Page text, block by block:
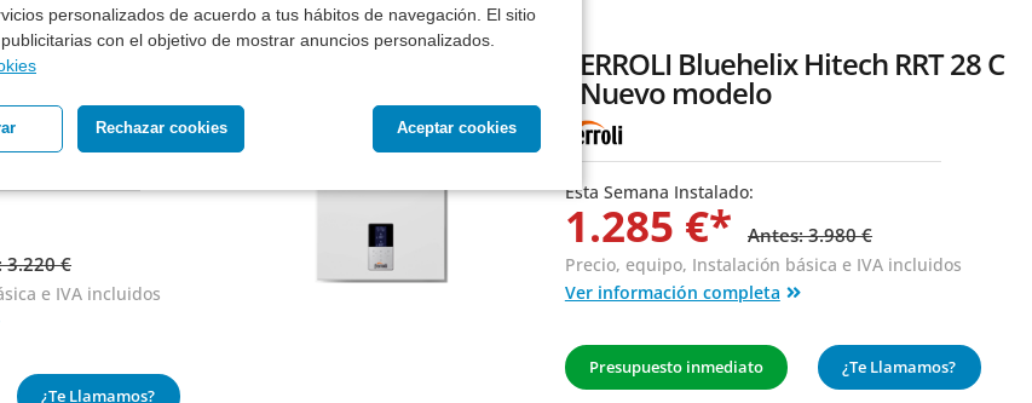
personalizados de acuerdo a tus hábitos de navegación. El sitio
con el objetivo de mostrar anuncios personalizados.
Aceptar cookies
Rechazar cookies
Puma
AS/1 - Nuevo
3.220 €
e IVA incluidos
¿Te Llamamos?
FERROLI Bluehelix Hitech RRT 28 C
- Nuevo modelo
Esta Semana Instalado:
1.285 €* Antes: 3.980 €
Precio, equipo, Instalación básica e IVA incluidos
Ver información completa
Presupuesto inmediato ¿Te Llamamos?